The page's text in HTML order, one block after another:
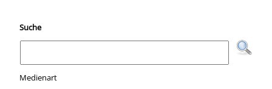
Suche
Medienart